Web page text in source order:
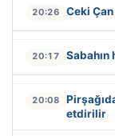
20:26 Ceki Çan
20:17 Sabahın
20:08
etdirilir